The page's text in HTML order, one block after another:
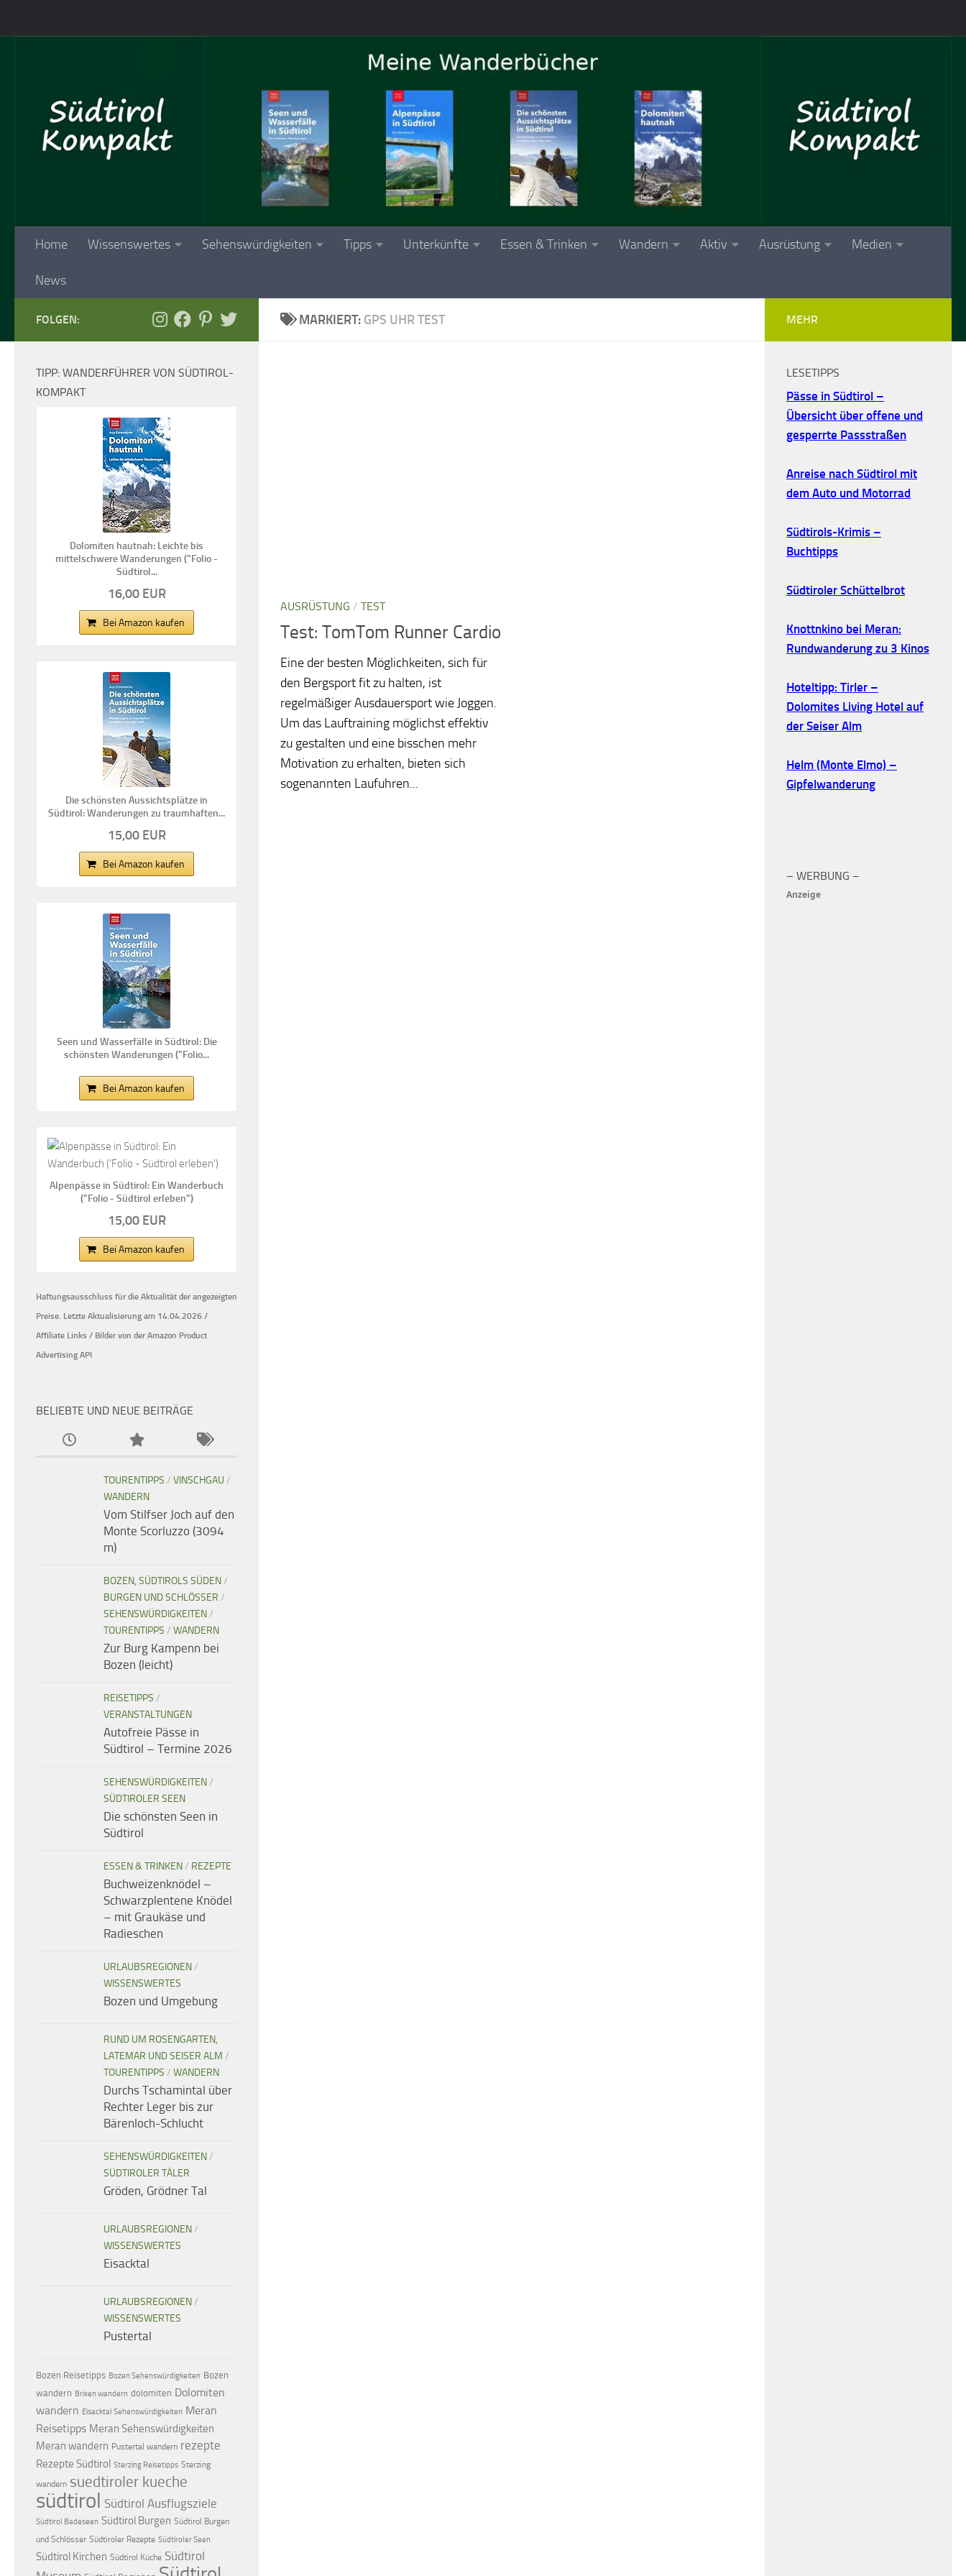
Home Wissenswertes Sehenswürdigkeiten Tipps Unterkünfte Essen & Trinken Wandern Aktiv Ausrüstung Medien
News
MARKIERT: GPS UHR TEST
AUSRÜSTUNG / TEST
Test: TomTom Runner Cardio
Eine der besten Möglichkeiten, sich für
den Bergsport fit zu halten, ist
regelmäßiger Ausdauersport wie Joggen.
Um das Lauftraining möglichst effektiv
zu gestalten und eine bisschen mehr
Motivation zu erhalten, bieten sich
sogenannten Laufuhren...
FOLGEN:
TIPP: WANDERFÜHRER VON SÜDTIROL-
KOMPAKT
Dolomiten hautnah: Leichte bis
mittelschwere Wanderungen ("Folio -
Südtirol...
16,00 EUR
Bei Amazon kaufen
Die schönsten Aussichtsplätze in
Südtirol: Wanderungen zu traumhaften...
15,00 EUR
Bei Amazon kaufen
Seen und Wasserfälle in Südtirol: Die
schönsten Wanderungen ("Folio...
Bei Amazon kaufen
Alpenpässe in Südtirol: Ein Wanderbuch
("Folio - Südtirol erleben")
15,00 EUR
Bei Amazon kaufen
Haftungsausschluss für die Aktualität der angezeigten
Preise. Letzte Aktualisierung am 14.04.2026 /
Affiliate Links / Bilder von der Amazon Product
Advertising API
BELIEBTE UND NEUE BEITRÄGE
TOURENTIPPS / VINSCHGAU /
WANDERN
Vom Stilfser Joch auf den
Monte Scorluzzo (3094
m)
BOZEN, SÜDTIROLS SÜDEN/
BURGEN UND SCHLÖSSER /
SEHENSWÜRDIGKEITEN/
TOURENTIPPS / WANDERN
Zur Burg Kampenn bei
Bozen (leicht)
REISETIPPS /
VERANSTALTUNGEN
Autofreie Pässe in
Südtirol – Termine 2026
SEHENSWÜRDIGKEITEN/
SÜDTIROLER SEEN
Die schönsten Seen in
Südtirol
ESSEN & TRINKEN/ REZEPTE
Buchweizenknödel –
Schwarzplentene Knödel
– mit Graukäse und
Radieschen
URLAUBSREGIONEN/
WISSENSWERTES
Bozen und Umgebung
RUND UM ROSENGARTEN,
LATEMAR UND SEISER ALM /
TOURENTIPPS / WANDERN
Durchs Tschamintal über
Rechter Leger bis zur
Bärenloch-Schlucht
SEHENSWÜRDIGKEITEN/
SÜDTIROLER TÄLER
Gröden, Grödner Tal
URLAUBSREGIONEN/
WISSENSWERTES
Eisacktal
URLAUBSREGIONEN/
WISSENSWERTES
Pustertal
Bozen Reisetipps Bozen Sehenswürdigkeiten Bozen
wandern Brixen wandern dolomiten Dolomiten
wandern Eisacktal Sehenswürdigkeiten Meran
Reisetipps Meran Sehenswürdigkeiten
Meran wandern Pustertal wandern rezepte
Rezepte Südtirol Sterzing Reisetipps Sterzing
wandern suedtiroler kueche
südtirol Südtirol Ausflugsziele
Südtirol Badeseen Südtirol Burgen Südtirol Burgen
und Schlösser Südtiroler Rezepte Südtiroler Seen
Südtirol Kirchen Südtirol Küche Südtirol
MEHR
LESETIPPS
Pässe in Südtirol –
Übersicht über offene und
gesperrte Passstraßen
Anreise nach Südtirol mit
dem Auto und Motorrad
Südtirols-Krimis –
Buchtipps
Südtiroler Schüttelbrot
Knottnkino bei Meran:
Rundwanderung zu 3 Kinos
Hoteltipp: Tirler –
Dolomites Living Hotel auf
der Seiser Alm
Helm (Monte Elmo) –
Gipfelwanderung
– WERBUNG –
Anzeige